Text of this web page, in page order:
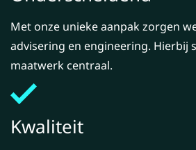
Met onze unieke aanpak zorgen
advisering en engineering. Hierbij
maatwerk centraal.
Kwaliteit